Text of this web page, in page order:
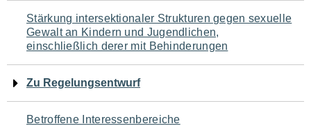
Navigation
für
den
Seiteninhalt
Stärkung intersektionaler Strukturen gegen sexuelle
Gewalt an Kindern und Jugendlichen,
einschließlich derer mit Behinderungen
Zu Regelungsentwurf
Betroffene Interessenbereiche